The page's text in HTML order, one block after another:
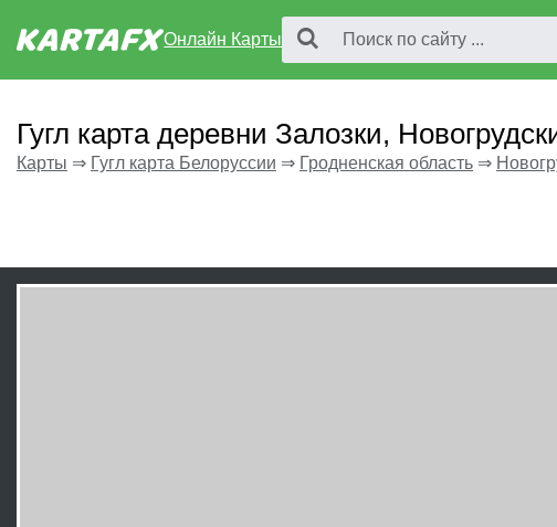
Онлайн Карты
Гугл карта деревни Залозки,
Карты ⇒ Гугл карта Белоруссии ⇒ Гродненская область ⇒